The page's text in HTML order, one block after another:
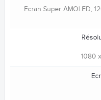
Ecran Super AMOLED,
1080